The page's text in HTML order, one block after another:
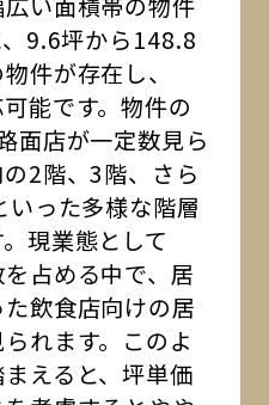
9.6坪から148.8
件が存在し、
能です。物件の
面店が一定数見ら
2階、3階、さら
った多様な階層
現業態として
占める中で、居
飲食店向けの居
れます。このよ
えると、坪単価